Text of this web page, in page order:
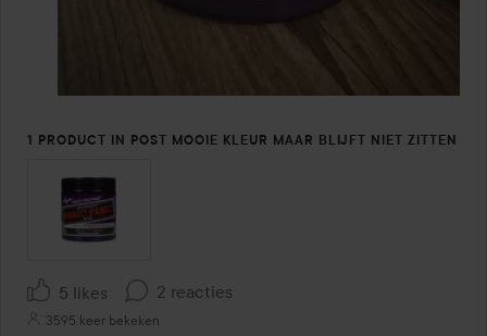
1 PRODUCT IN POST MOOIE KLEUR MAAR BLIJFT NIET ZITTEN
5 likes 2 reacties
3595 keer bekeken